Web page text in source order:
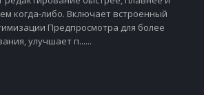
когда-либо. Включает встроенный
Предпросмотра для более
улучшает п......